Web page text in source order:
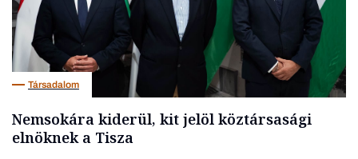
Társadalom
Nemsokára kiderül, kit jelöl köztársasági
elnöknek a Tisza